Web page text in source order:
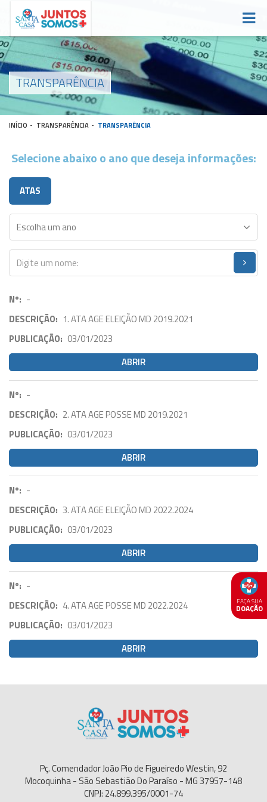
FAÇA SUA
DOAÇÃO
TRANSPARÊNCIA
INÍCIO - TRANSPARÊNCIA - TRANSPARÊNCIA
Selecione abaixo o ano que deseja informações:
ATAS
Nº: -
DESCRIÇÃO: 1. ATA AGE ELEIÇÃO MD 2019.2021
PUBLICAÇÃO: 03/01/2023
ABRIR
Nº: -
DESCRIÇÃO: 2. ATA AGE POSSE MD 2019.2021
PUBLICAÇÃO: 03/01/2023
ABRIR
Nº: -
DESCRIÇÃO: 3. ATA AGE ELEIÇÃO MD 2022.2024
PUBLICAÇÃO: 03/01/2023
ABRIR
Nº: -
DESCRIÇÃO: 4. ATA AGE POSSE MD 2022.2024
PUBLICAÇÃO: 03/01/2023
ABRIR
Pç. Comendador João Pio de Figueiredo Westin, 92
Mocoquinha - São Sebastião Do Paraíso - MG 37957-148
CNPJ: 24.899.395/0001-74